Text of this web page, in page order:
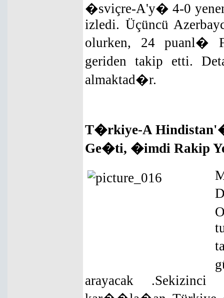
�sviçre-A'y� 4-0
izledi. Üçüncü
olurken, 24 puanl�
geriden takip etti.
almaktad�r.
T�rkiye-A
Ge�ti, �imdi Rakip
arayacak